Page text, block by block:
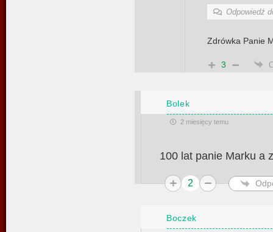
Odpowiedź
Zdrówka Panie
3
Bolek
2 miesięcy temu
100 lat panie Marku a
2
Boczek